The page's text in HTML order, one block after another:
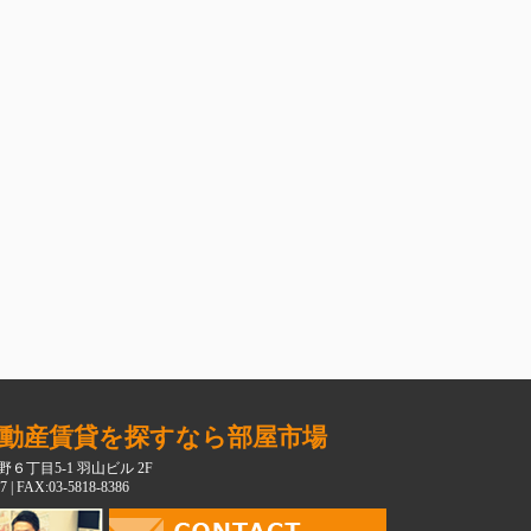
産賃貸を探すなら部屋市場
６丁目5-1 羽山ビル 2F
| FAX:03-5818-8386